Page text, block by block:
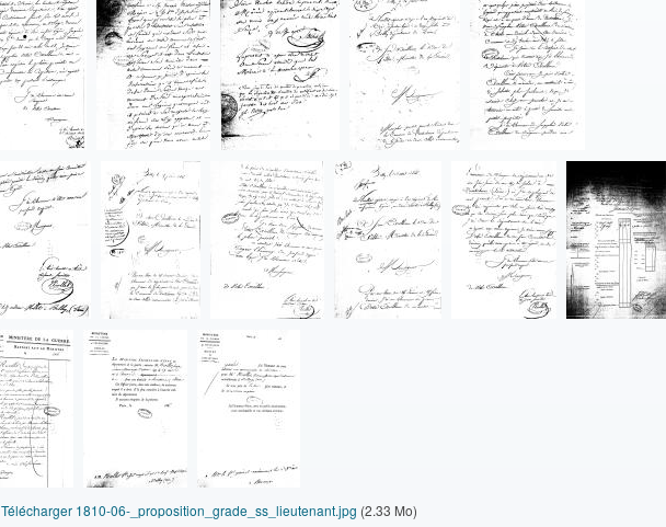
Télécharger 1810-06-_proposition_grade_ss_lieutenant.jpg (2.33 Mo)